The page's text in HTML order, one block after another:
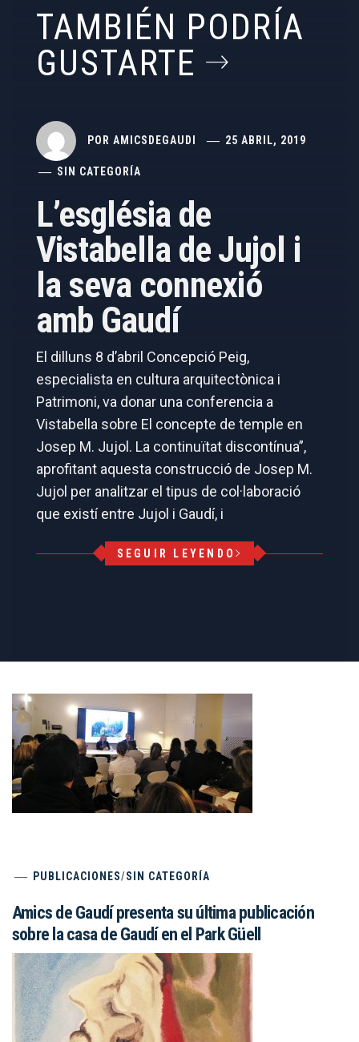
TAMBIÉN PODRÍA
GUSTARTE
POR AMICSDEGAUDI 25 ABRIL, 2019
SIN CATEGORÍA
L’església de
Vistabella de Jujol i
la seva connexió
amb Gaudí
El dilluns 8 d’abril Concepció Peig,
especialista en cultura arquitectònica i
Patrimoni, va donar una conferencia a
Vistabella sobre El concepte de temple en
Josep M. Jujol. La continuïtat discontínua”,
aprofitant aquesta construcció de Josep M.
Jujol per analitzar el tipus de col·laboració
que existí entre Jujol i Gaudí, i
SEGUIR LEYENDO
PUBLICACIONES/SIN CATEGORÍA
Amics de Gaudí presenta su última publicación
sobre la casa de Gaudí en el Park Güell